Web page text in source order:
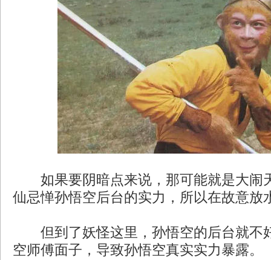
如果要阴暗点来说，那可能就是大闹
仙忌惮孙悟空后台的实力，所以在故意放
但到了妖怪这里，孙悟空的后台就不
空师傅面子，导致孙悟空真实实力暴露。